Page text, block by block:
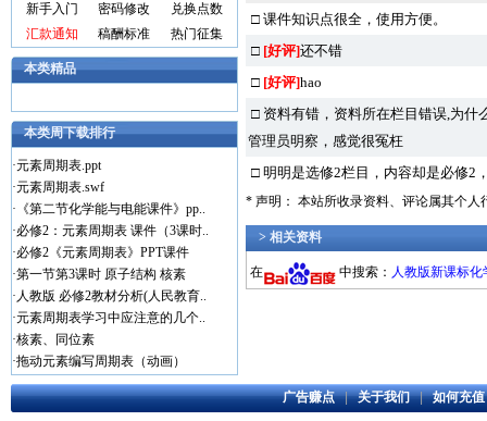
新手入门
密码修改
兑换点数
汇款通知
稿酬标准 热门征集
本类精品
本类周下载排行
·元素周期表.ppt
·元素周期表.swf
· 《第二节化学能与电能课件》pp..
·必修2：元素周期表 课件（3课时..
·必修2《元素周期表》PPT课件
·第一节第3课时 原子结构 核素
· 人教版 必修2教材分析(人民教育..
·元素周期表学习中应注意的几个..
·核素、同位素
·拖动元素编写周期表（动画）
□ 课件知识点很全，使用方便。
□ [好评]还不错
□ [好评]hao
□ 资料有错，资料所在栏目错误,为什
管理员明察，感觉很冤枉
□ 明明是选修2栏目，内容却是必修2
* 声明： 本站所收录资料、评论属其个人
> 相关资料
在 中搜索： 人教版新课标
广告赚点|关于我们|如何充值